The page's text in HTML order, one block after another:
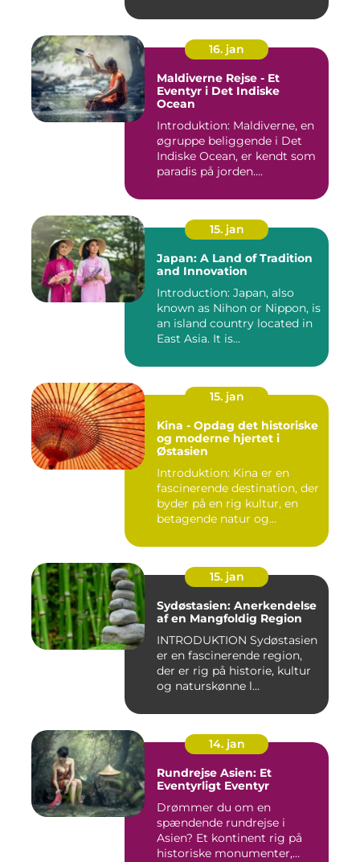
16. jan
Maldiverne Rejse - Et
Eventyr i Det Indiske
Ocean
Introduktion: Maldiverne, en
øgruppe beliggende i Det
Indiske Ocean, er kendt som
paradis på jorden....
15. jan
Japan: A Land of Tradition
and Innovation
Introduction: Japan, also
known as Nihon or Nippon, is
an island country located in
East Asia. It is...
15. jan
Kina - Opdag det historiske
og moderne hjertet i
Østasien
Introduktion: Kina er en
fascinerende destination, der
byder på en rig kultur, en
betagende natur og...
15. jan
Sydøstasien: Anerkendelse
af en Mangfoldig Region
INTRODUKTION Sydøstasien
er en fascinerende region,
der er rig på historie, kultur
og naturskønne l...
14. jan
Rundrejse Asien: Et
Eventyrligt Eventyr
Drømmer du om en
spændende rundrejse i
Asien? Et kontinent rig på
historiske monumenter,